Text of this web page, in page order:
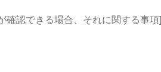
確認できる場合、それに関する事項]